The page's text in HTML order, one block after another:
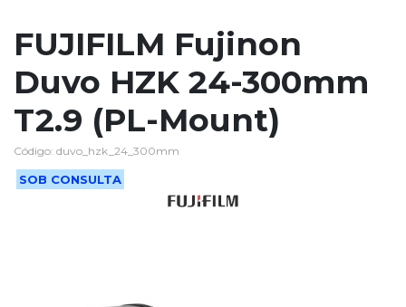
FUJIFILM Fujinon
Duvo HZK 24-300mm
T2.9 (PL-Mount)
Código: duvo_hzk_24_300mm
SOB CONSULTA